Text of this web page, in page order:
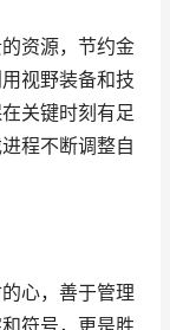
资源，节约金
视野装备和技
关键时刻有足
程不断调整自
心，善于管理